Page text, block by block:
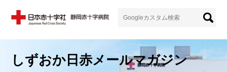
しずおか日赤メールマガジン